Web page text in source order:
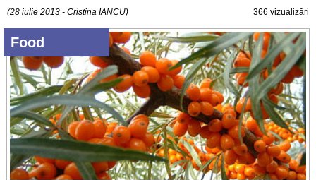
(28 iulie 2013 - Cristina IANCU) 366 vizualizări
Food